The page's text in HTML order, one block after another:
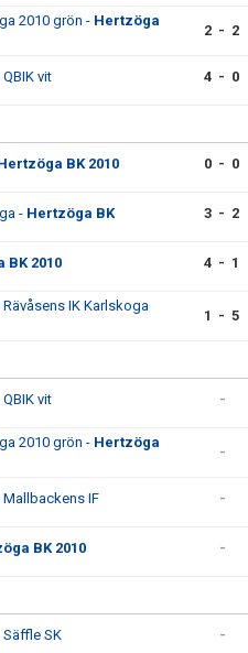
2010 grön - Hertzöga
2 - 2
QBIK vit 4 - 0
BK 2010 0 - 0
- Hertzöga BK 3 - 2
BK 2010 4 - 1
Rävåsens IK Karlskoga
1 - 5
QBIK vit -
2010 grön - Hertzöga
-
Mallbackens IF -
BK 2010 -
Säffle SK -